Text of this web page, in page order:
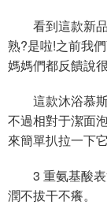
看到這款新品
熟?是啦!之前我
媽媽們都反饋說
這款沐浴慕斯
不過相對于潔面
來簡單扒拉一下它
3 重氨基酸表
潤不拔干不癢。